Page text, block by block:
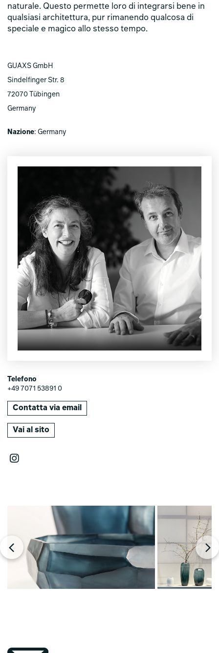
naturale. Questo permette loro di integrarsi bene in
qualsiasi architettura, pur rimanendo qualcosa di
speciale e magico allo stesso tempo.
GUAXS GmbH
Sindelfinger Str. 8
72070 Tübingen
Germany
Nazione: Germany
Telefono
+49 7071 53891 0
Contatta via email
Vai al sito